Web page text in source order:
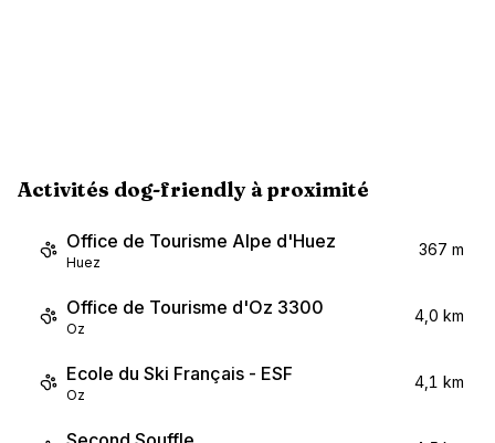
Activités dog-friendly à proximité
Office de Tourisme Alpe d'Huez
Huez
367 m
Office de Tourisme d'Oz 3300
Oz
4,0 km
Ecole du Ski Français - ESF
Oz
4,1 km